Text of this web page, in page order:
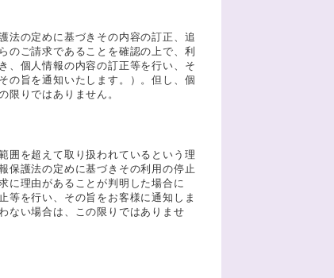
法の定めに基づきその内容の訂正、追
のご請求であることを確認の上で、利
、個人情報の内容の訂正等を行い、そ
の旨を通知いたします。）。但し、個
限りではありません。
囲を超えて取り扱われているという理
保護法の定めに基づきその利用の停止
に理由があることが判明した場合に
等を行い、その旨をお客様に通知しま
ない場合は、この限りではありませ